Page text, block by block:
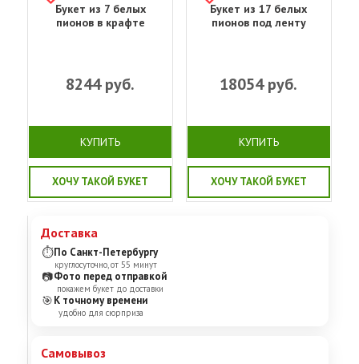
Букет из 7 белых
пионов в крафте
8244руб.
КУПИТЬ
ХОЧУ ТАКОЙ БУКЕТ
Букет из 17 белых
пионов под ленту
18054руб.
КУПИТЬ
ХОЧУ ТАКОЙ БУКЕТ
Доставка
⏱По Санкт-Петербургу
круглосуточно, от 55 минут
📷Фото перед отправкой
покажем букет до доставки
🎯К точному времени
удобно для сюрприза
Самовывоз